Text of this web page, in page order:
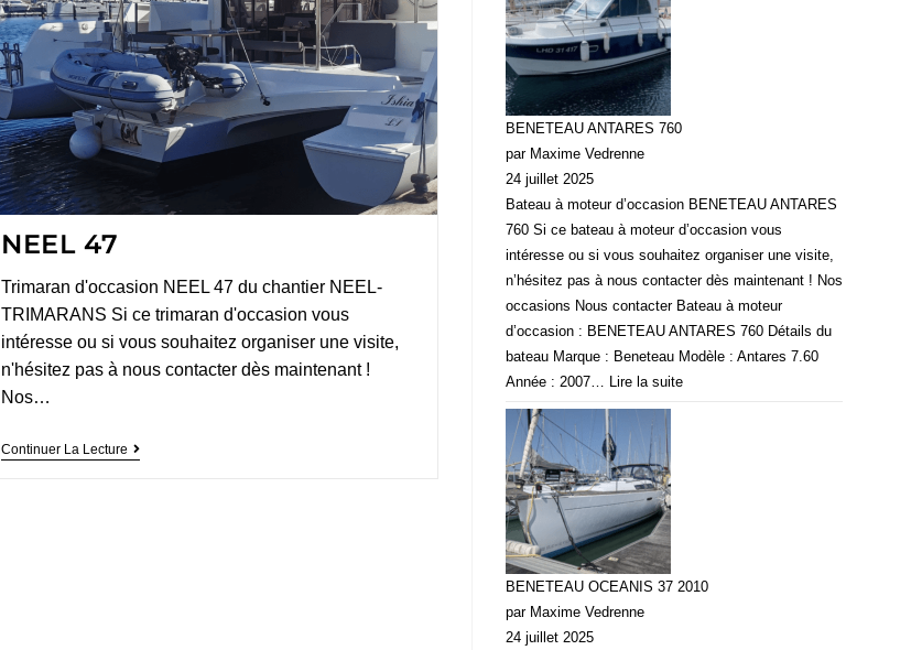
NEEL 47
Trimaran d'occasion NEEL 47 du chantier NEEL-
TRIMARANS Si ce trimaran d'occasion vous
intéresse ou si vous souhaitez organiser une visite,
n'hésitez pas à nous contacter dès maintenant !
Nos…
Continuer La Lecture
BENETEAU ANTARES 760
par Maxime Vedrenne
24 juillet 2025
Bateau à moteur d’occasion BENETEAU ANTARES
760 Si ce bateau à moteur d’occasion vous
intéresse ou si vous souhaitez organiser une visite,
n’hésitez pas à nous contacter dès maintenant ! Nos
occasions Nous contacter Bateau à moteur
d’occasion : BENETEAU ANTARES 760 Détails du
bateau Marque : Beneteau Modèle : Antares 7.60
Année : 2007… Lire la suite
BENETEAU OCEANIS 37 2010
par Maxime Vedrenne
24 juillet 2025